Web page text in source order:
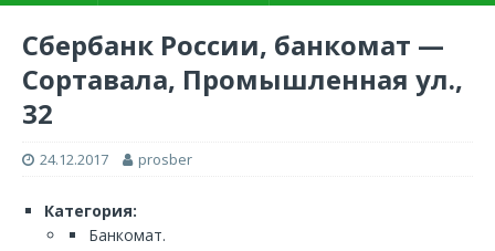
Сбербанк России, банкомат —
Сортавала, Промышленная ул.,
32
24.12.2017 prosber
Категория:
Банкомат.